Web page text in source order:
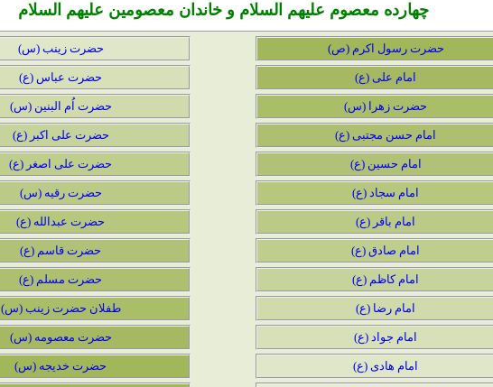
چهارده معصوم علیهم السلام و خاندان معصومین علیهم السلام
حضرت رسول اکرم (ص) حضرت زینب (س)
امام علی (ع) حضرت عباس (ع)
حضرت زهرا (س) حضرت اُم البنین (س)
امام حسن مجتبی (ع) حضرت علی اکبر (ع)
امام حسین (ع) حضرت علی اصغر (ع)
امام سجاد (ع) حضرت رقیه (س)
امام باقر (ع) حضرت عبدالله (ع)
امام صادق (ع) حضرت قاسم (ع)
امام کاظم (ع) حضرت مسلم (ع)
امام رضا (ع) طفلان حضرت زینب (س)
امام جواد (ع) حضرت معصومه (س)
امام هادی (ع) حضرت خدیجه (س)